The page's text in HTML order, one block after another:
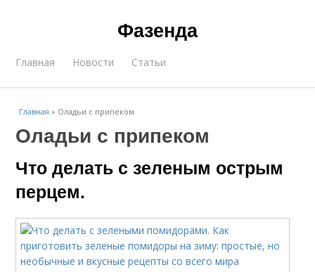
Фазенда
Главная Новости Статьи
Главная » Оладьи с припеком
Оладьи с припеком
Что делать с зеленым острым
перцем.